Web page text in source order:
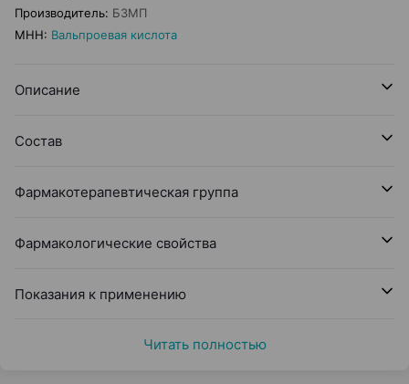
Производитель: БЗМП
МНН: Вальпроевая кислота
Описание
Состав
Фармакотерапевтическая группа
Фармакологические свойства
Показания к применению
Читать полностью